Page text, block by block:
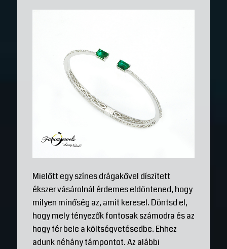
Mielőtt egy színes drágakővel díszített
ékszer vásárolnál érdemes eldöntened, hogy
milyen minőség az, amit keresel. Döntsd el,
hogy mely tényezők fontosak számodra és az
hogy fér bele a költségvetésedbe. Ehhez
adunk néhány támpontot. Az alábbi